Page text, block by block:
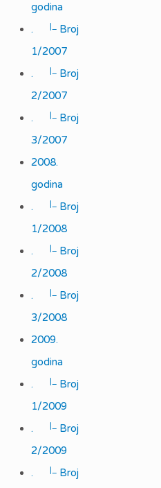
godina
.
|_
Broj
1/2007
.
|_
Broj
2/2007
.
|_
Broj
3/2007
2008.
godina
.
|_
Broj
1/2008
.
|_
Broj
2/2008
.
|_
Broj
3/2008
2009.
godina
.
|_
Broj
1/2009
.
|_
Broj
2/2009
.
|_
Broj